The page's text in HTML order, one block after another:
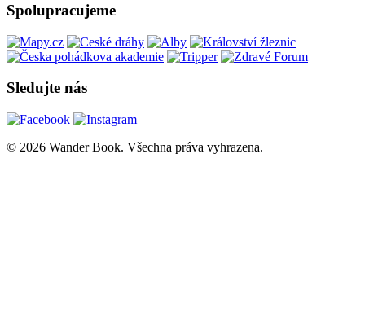
Spolupracujeme
Sledujte nás
© 2026 Wander Book. Všechna práva vyhrazena.